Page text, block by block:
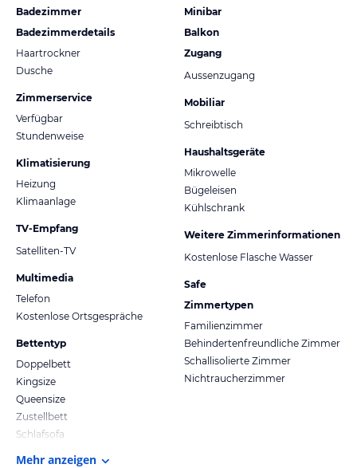
Badezimmer
Badezimmerdetails
Haartrockner
Dusche
Zimmerservice
Verfügbar
Stundenweise
Klimatisierung
Heizung
Klimaanlage
TV-Empfang
Satelliten-TV
Multimedia
Telefon
Kostenlose Ortsgespräche
Bettentyp
Doppelbett
Kingsize
Queensize
Zustellbett
Schlafsofa
Minibar
Balkon
Zugang
Aussenzugang
Mobiliar
Schreibtisch
Haushaltsgeräte
Mikrowelle
Bügeleisen
Kühlschrank
Weitere Zimmerinformationen
Kostenlose Flasche Wasser
Safe
Zimmertypen
Familienzimmer
Behindertenfreundliche Zimmer
Schallisolierte Zimmer
Nichtraucherzimmer
Mehr anzeigen